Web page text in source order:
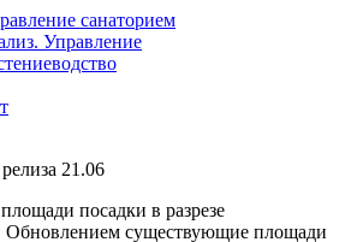
санаторием
Управление
21.06
посадки в разрезе
Обновлением существующие площади